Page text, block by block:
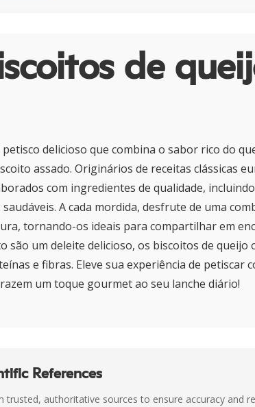
de
delicioso que combina o sabor rico do
assado. Originários de receitas clássicas
com ingredientes de qualidade,
A cada mordida, desfrute de uma
tornando-os ideais para compartilhar em
são um deleite delicioso, os biscoitos de queijo
e fibras. Eleve sua experiência de petiscar
um toque gourmet ao seu lanche diário!
References
authoritative sources to ensure accuracy and